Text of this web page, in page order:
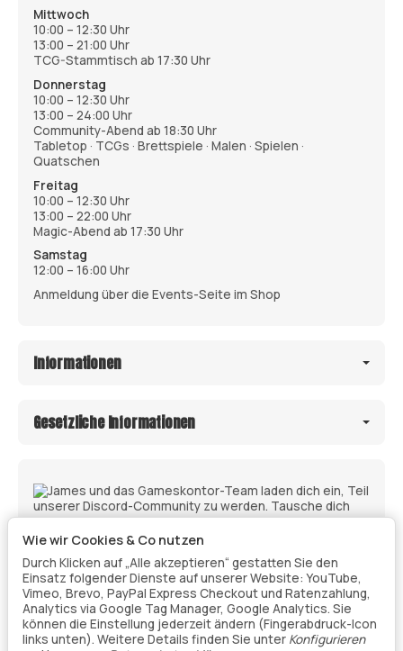
Mittwoch
10:00 – 12:30 Uhr
13:00 – 21:00 Uhr
TCG-Stammtisch ab 17:30 Uhr
Donnerstag
10:00 – 12:30 Uhr
13:00 – 24:00 Uhr
Community-Abend ab 18:30 Uhr
Tabletop · TCGs · Brettspiele · Malen · Spielen ·
Quatschen
Freitag
10:00 – 12:30 Uhr
13:00 – 22:00 Uhr
Magic-Abend ab 17:30 Uhr
Samstag
12:00 – 16:00 Uhr
Anmeldung über die Events-Seite im Shop
Informationen
Gesetzliche Informationen
Wie wir Cookies & Co nutzen
Durch Klicken auf „Alle akzeptieren“ gestatten Sie den
Einsatz folgender Dienste auf unserer Website: YouTube,
Vimeo, Brevo, PayPal Express Checkout und Ratenzahlung,
Analytics via Google Tag Manager, Google Analytics. Sie
können die Einstellung jederzeit ändern (Fingerabdruck-Icon
links unten). Weitere Details finden Sie unter Konfigurieren